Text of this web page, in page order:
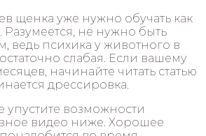
щенка уже нужно обучать как
Разумеется, не нужно быть
ведь психика у животного в
слабая. Если вашему
начинайте читать статью
дрессировка.
упустите возможности
видео ниже. Хорошее